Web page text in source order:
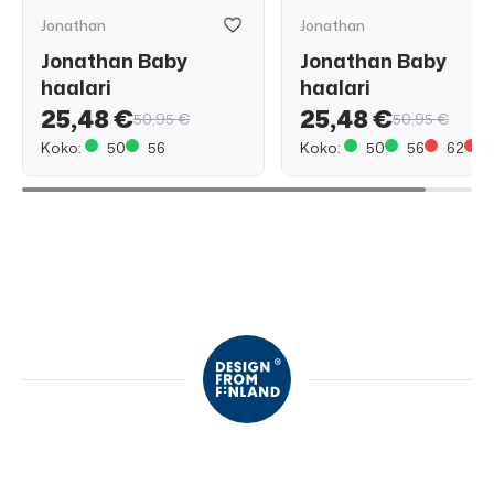
Jonathan
Jonathan Baby
haalari
25,48 €50,95 €
Koko:
50 56
Jonathan
Jonathan Baby
haalari
25,48 €50,95 €
Koko:
50 56 62